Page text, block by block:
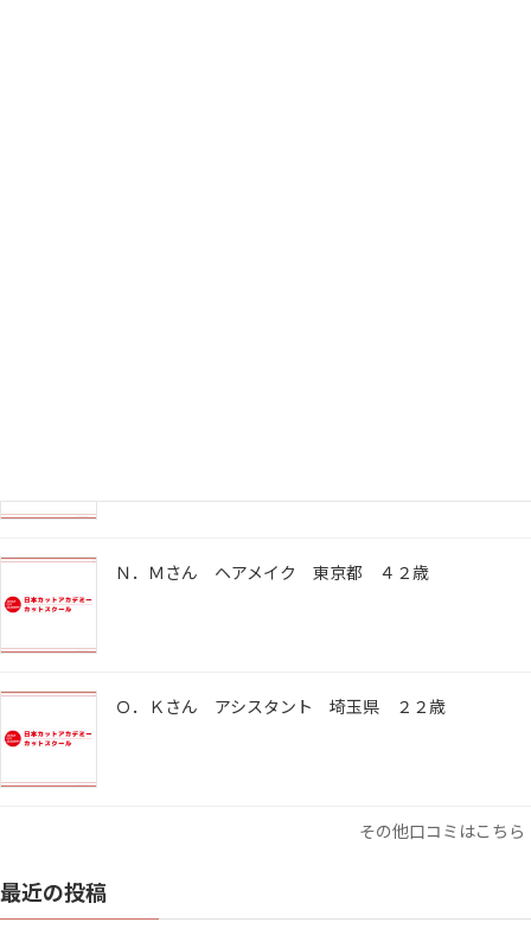
Ｎ．Ｍさん ヘアメイク 東京都 ４２歳
Ｏ．Ｋさん アシスタント 埼玉県 ２２歳
その他口コミはこちら
最近の投稿